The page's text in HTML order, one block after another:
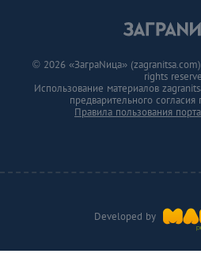
Developed by
© 2026 «ЗаграNица»
rights
Использование материалов
предварительного согласия
Правила пользования